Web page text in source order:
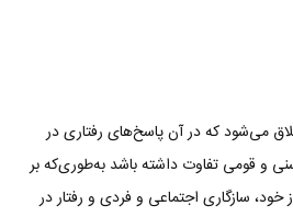
می‌شود که در آن پاسخ‌های رفتاری در
و قومی تفاوت داشته باشد به‌طوری‌که بر
سازگاری اجتماعی و فردی و رفتار در